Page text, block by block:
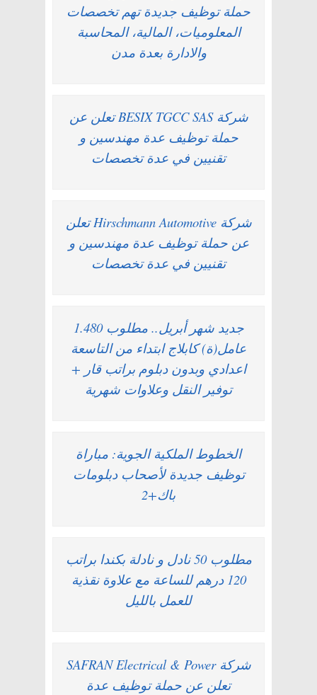
حملة توظيف جديدة تهم تخصصات
المعلوميات، المالية، المحاسبة
والادارة بعدة مدن
شركة BESIX TGCC SAS تعلن عن
حملة توظيف عدة مهندسين و
تقنيين في عدة تخصصات
شركة Hirschmann Automotive تعلن
عن حملة توظيف عدة مهندسين و
تقنيين في عدة تخصصات
جديد شهر أبريل.. مطلوب 1.480
عامل(ة) كابلاج ابتداء من التاسعة
اعدادي وبدون دبلوم براتب قار +
توفير النقل وعلاوات شهرية
الخطوط الملكية الجوية: مباراة
توظيف جديدة لأصحاب دبلومات
باك+2
مطلوب 50 نادل و نادلة بكندا براتب
120 درهم للساعة مع علاوة نقذية
للعمل بالليل
شركة SAFRAN Electrical & Power
تعلن عن حملة توظيف عدة